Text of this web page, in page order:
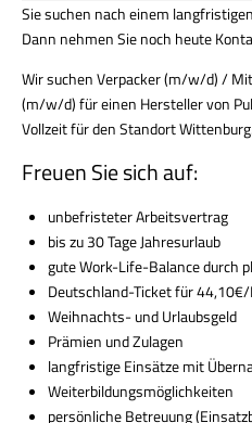
Sie suchen nach einem
Dann nehmen Sie noch heute
Wir suchenVerpacker (m/w/d) /
(m/w/d)für einen Hersteller von
Vollzeit für den Standort
Freuen Sie sich auf:
unbefristeter Arbeitsvertrag
bis zu 30 Tage Jahresurlaub
gute Work-Life-Balance durch
Deutschland-Ticket für
Weihnachts- und Urlaubsgeld
Prämien und Zulagen
langfristige Einsätze mit
Weiterbildungsmöglichkeiten
persönliche Betreuung